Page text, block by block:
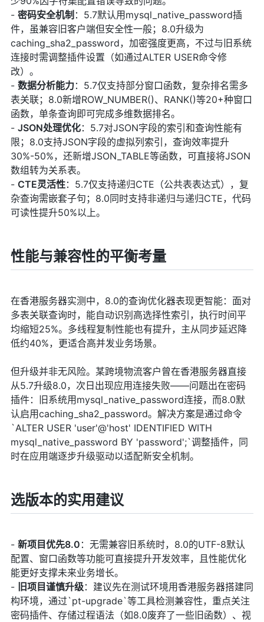
- 密码安全机制 ：5.7默认用mysql_native_password插
件，虽兼容旧客户端但安全性一般；8.0升级为
caching_sha2_password，加密强度更高，不过与旧系统
连接时需调整插件设置（如通过ALTER USER命令修
改）。
- 数据分析能力：5.7仅支持部分窗口函数，复杂排名需多
表关联；8.0新增ROW_NUMBER()、RANK()等20+种窗口
函数，单条查询即可完成多维数据排名。
- JSON处理优化：5.7对JSON字段的索引和查询性能有
限；8.0支持JSON字段的虚拟列索引，查询效率提升
30%-50%，还新增JSON_TABLE等函数，可直接将JSON
数组转为关系表。
- CTE灵活性：5.7仅支持递归CTE（公共表表达式），复
杂查询需嵌套子句；8.0同时支持非递归与递归CTE，代码
可读性提升50%以上。
性能与兼容性的平衡考量
在香港服务器实测中，8.0的查询优化器表现更智能：面对
多表关联查询时，能自动识别高选择性索引，执行时间平
均缩短25%。多线程复制性能也有提升，主从同步延迟降
低约40%，更适合高并发业务场景。
但升级并非无风险。某跨境物流客户曾在香港服务器直接
从5.7升级8.0，次日出现应用连接失败——问题出在密码
插件：旧系统用mysql_native_password连接，而8.0默
认启用caching_sha2_password。解决方案是通过命令
`ALTER USER 'user'@'host' IDENTIFIED WITH
mysql_native_password BY 'password';`调整插件，同
时在应用端逐步升级驱动以适配新安全机制。
选版本的实用建议
- 新项目优先8.0 ：无需兼容旧系统时，8.0的UTF-8默认
配置、窗口函数等功能可直接提升开发效率，且性能优化
能更好支撑未来业务增长。
- 旧项目谨慎升级：建议先在测试环境用香港服务器搭建同
构环境，通过`pt-upgrade`等工具检测兼容性，重点关注
密码插件、存储过程语法（如8.0废弃了一些旧函数）、视